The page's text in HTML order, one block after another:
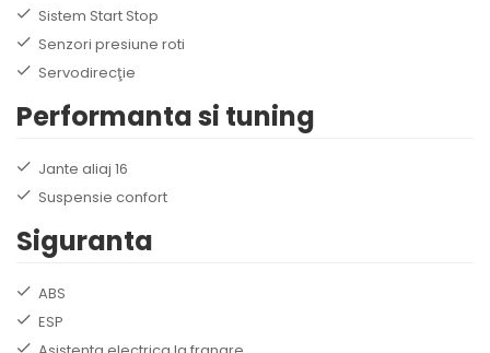
Sistem Start Stop
Senzori presiune roti
Servodirecţie
Performanta si tuning
Jante aliaj 16
Suspensie confort
Siguranta
ABS
ESP